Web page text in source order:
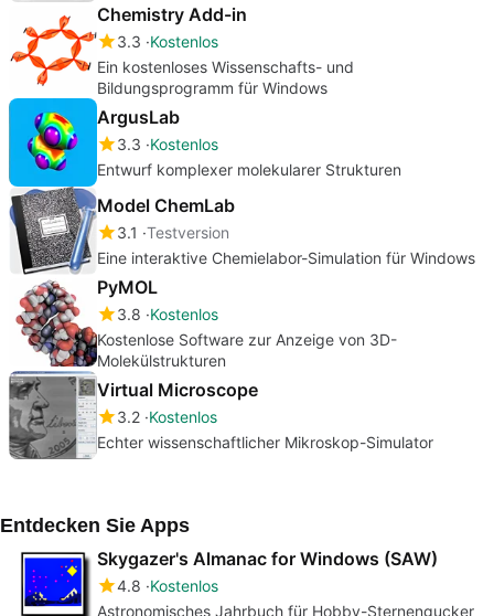
Chemistry Add-in
3.3 Kostenlos
Ein kostenloses Wissenschafts- und
Bildungsprogramm für Windows
ArgusLab
3.3 Kostenlos
Entwurf komplexer molekularer Strukturen
Model ChemLab
3.1 Testversion
Eine interaktive Chemielabor-Simulation für Windows
PyMOL
3.8 Kostenlos
Kostenlose Software zur Anzeige von 3D-
Molekülstrukturen
Virtual Microscope
3.2 Kostenlos
Echter wissenschaftlicher Mikroskop-Simulator
Entdecken Sie Apps
Skygazer's Almanac for Windows (SAW)
4.8 Kostenlos
Astronomisches Jahrbuch für Hobby-Sternengucker